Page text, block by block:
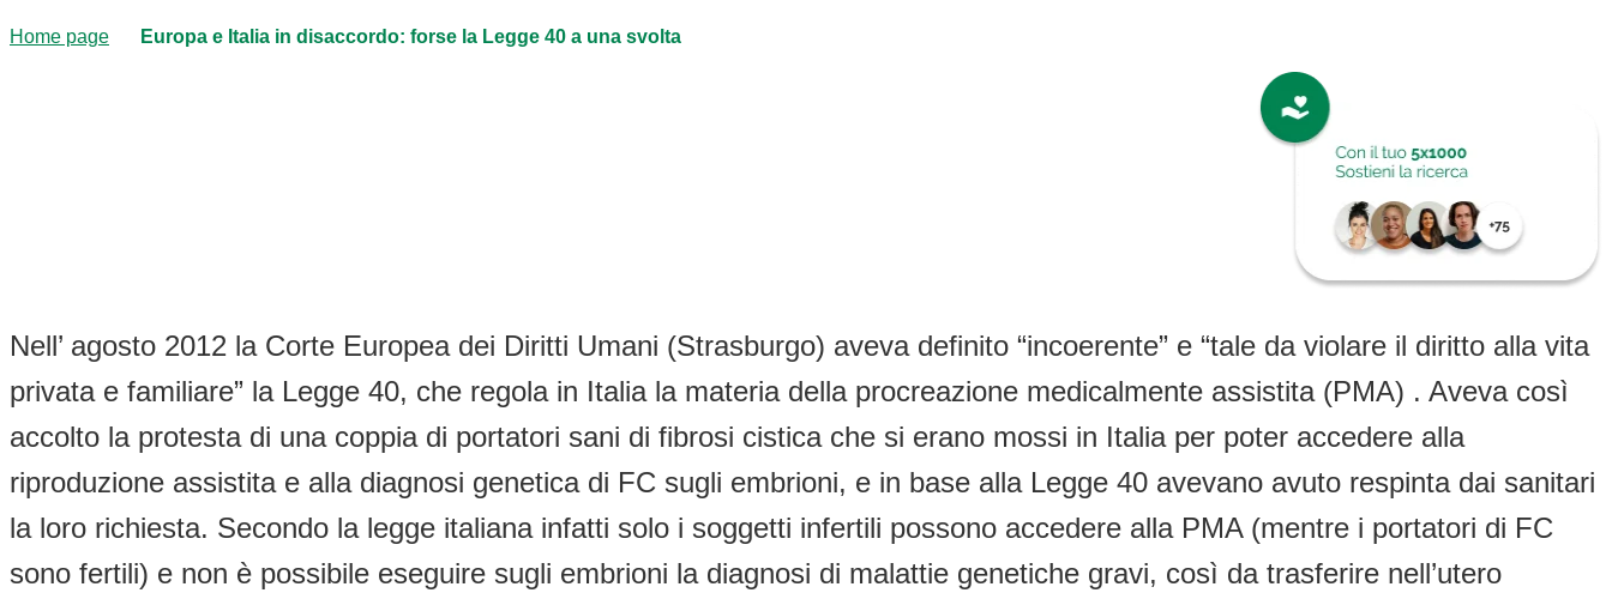
Home page Europa e Italia in disaccordo: forse la Legge 40 a una svolta
Nell’ agosto 2012 la Corte Europea dei Diritti Umani (Strasburgo) aveva definito “incoerente” e “tale da violare il diritto alla vita
privata e familiare” la Legge 40, che regola in Italia la materia della procreazione medicalmente assistita (PMA) . Aveva così
accolto la protesta di una coppia di portatori sani di fibrosi cistica che si erano mossi in Italia per poter accedere alla
riproduzione assistita e alla diagnosi genetica di FC sugli embrioni, e in base alla Legge 40 avevano avuto respinta dai sanitari
la loro richiesta. Secondo la legge italiana infatti solo i soggetti infertili possono accedere alla PMA (mentre i portatori di FC
sono fertili) e non è possibile eseguire sugli embrioni la diagnosi di malattie genetiche gravi, così da trasferire nell’utero